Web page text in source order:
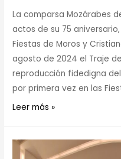
La comparsa Mozárabes
actos de su 75
Fiestas de Moros y
agosto de 2024 el Traje
reproducción fidedigna
por primera vez en las
Leer más »